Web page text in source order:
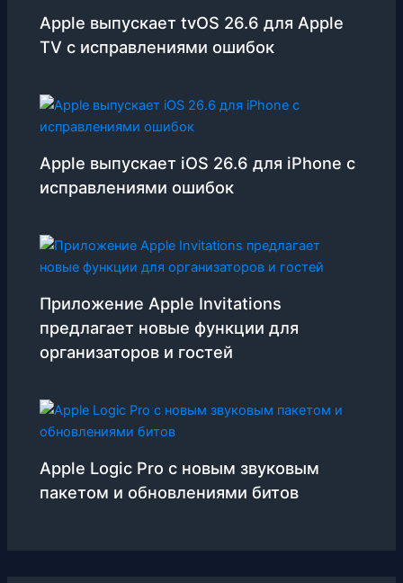
Apple выпускает tvOS 26.6 для Apple
TV с исправлениями ошибок
Apple выпускает iOS 26.6 для iPhone с
исправлениями ошибок
Приложение Apple Invitations
предлагает новые функции для
организаторов и гостей
Apple Logic Pro с новым звуковым
пакетом и обновлениями битов